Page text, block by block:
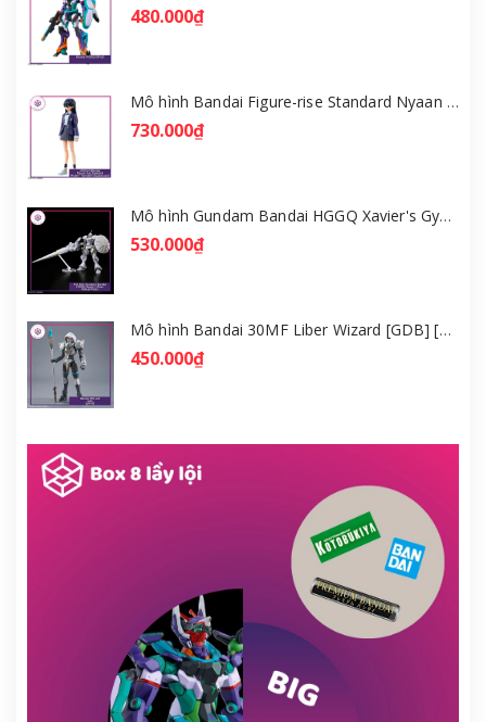
480.000₫
Mô hình Bandai Figure-rise Standard Nyaan - Gundam GQuuuuuuX [GDB] [FRS]
730.000₫
Mô hình Gundam Bandai HGGQ Xavier's Gyan Hakuji-Packs 1/144 [GDB] [BHG]
530.000₫
Mô hình Bandai 30MF Liber Wizard [GDB] [30MF]
450.000₫